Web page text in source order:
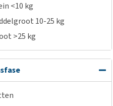
<10 kg
10-25 kg
>25 kg